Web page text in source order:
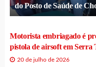
do Posto de Saúde de
Motorista embriagado é
pistola de airsoft em Serra
20 de julho de 2026